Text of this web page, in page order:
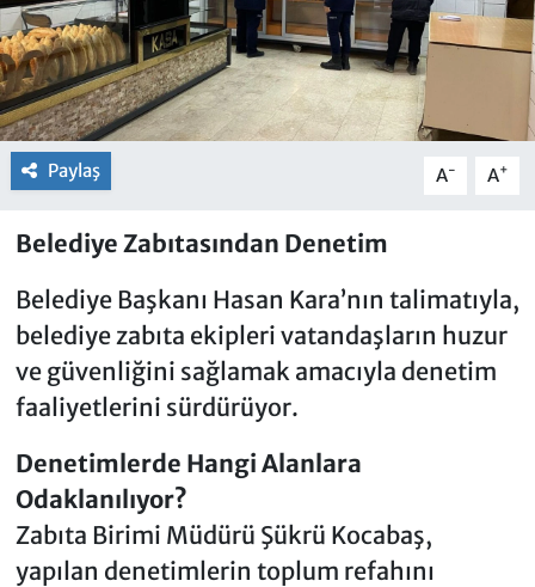
Paylaş A- A+
Belediye Zabıtasından Denetim
Belediye Başkanı Hasan Kara’nın talimatıyla,
belediye zabıta ekipleri vatandaşların huzur
ve güvenliğini sağlamak amacıyla denetim
faaliyetlerini sürdürüyor.
Denetimlerde Hangi Alanlara
Odaklanılıyor?
Zabıta Birimi Müdürü Şükrü Kocabaş,
yapılan denetimlerin toplum refahını